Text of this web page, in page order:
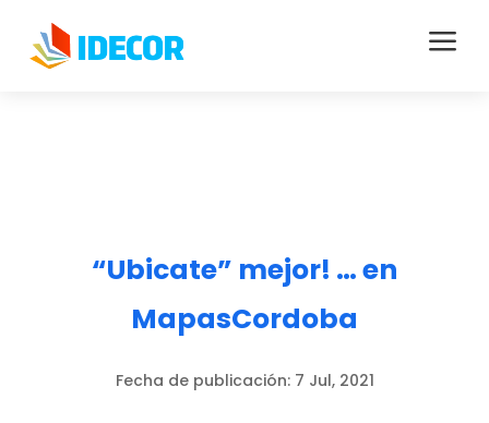
a
“Ubicate” mejor! … en
MapasCordoba
Fecha de publicación: 7 Jul, 2021